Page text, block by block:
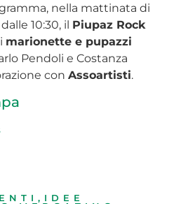
nella mattinata di
10:30, il Piupaz Rock
marionette e pupazzi
Pendoli e Costanza
con Assoartisti.
, IDEE